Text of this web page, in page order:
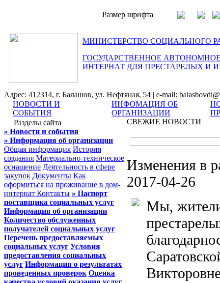
Размер шрифта
МИНИСТЕРСТВО СОЦИАЛЬНОГО
ГОСУДАРСТВЕННОЕ
ИНТЕРНАТ ДЛЯ ПРЕСТАРЕЛЫХ И
Адрес: 412314, г. Балашов, ул. Нефтяная, 54 | e-mail:
НОВОСТИ И
СОБЫТИЯ
ИНФОМАЦИЯ ОБ
ОРГАНИЗАЦИИ
Разделы сайта
» Новости и события
» Информация об организации
Общая информация История
создания Материально-техническое
оснащение Деятельность в сфере
закупок Документы Как
оформиться на проживание в дом-
интернат Контакты » Паспорт
поставщика социальных услуг
Информация об организации
Количество обслуженных
получателей социальных услуг
Перечень предоставляемых
социальных услуг Условия
предоставления социальных
услуг Информация о результатах
проведенных проверок Оценка
СВЕЖИЕ НОВОСТИ
Изменения в
2017-04-26
Мы, жители